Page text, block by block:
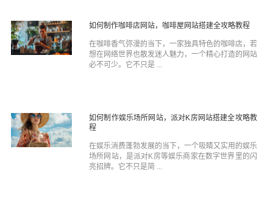
如何制作咖啡店网站，咖啡屋网站搭建全攻略教程
在咖啡香气弥漫的当下，一家独具特色的咖啡店，若
想在网络世界也散发迷人魅力，一个精心打造的网站
必不可少。它不只是 ...
如何制作娱乐场所网站，派对K房网站搭建全攻略教
程
在娱乐消费蓬勃发展的当下，一个吸睛又实用的娱乐
场所网站，是派对K房等娱乐商家在数字世界里的闪
亮招牌。它不只是简 ...